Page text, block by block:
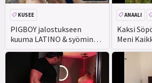
PIGBOY jalostukseen
kuuma LATINO & syöminen
ulos CUM
KUSEE
Kaksi
Meni
ANAALI